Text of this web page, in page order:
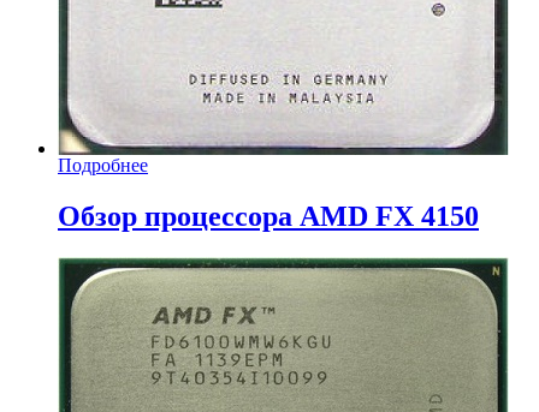
Подробнее
Обзор процессора AMD FX 4150